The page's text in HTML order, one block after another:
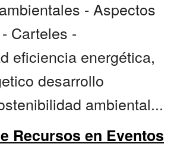
- Aspectos
Carteles -
eficiencia energética,
desarrollo
ambiental...
Recursos en Eventos